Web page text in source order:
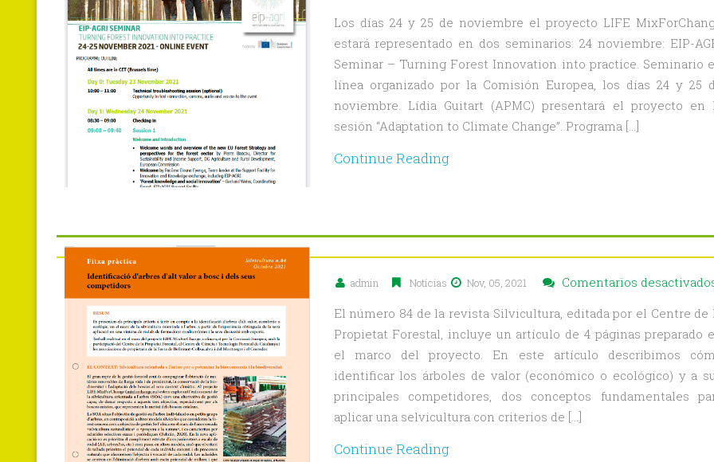
Los días 24 y 25 de noviembre el proyecto LIFE
estará representado en dos seminarios: 24 noviembre: EIP-
Seminar – Turning Forest Innovation into practice. Seminario
línea organizado por la Comisión Europea, los días 24 y 25
noviembre. Lídia Guitart (APMC) presentará el proyecto en
sesión “Adaptation to Climate Change”. Programa […]
Continue Reading
admin Notícias Nov, 05, 2021 Comentarios
El número 84 de la revista Silvicultura, editada por el Centre de
Propietat Forestal, incluye un artículo de 4 páginas preparado
el marco del proyecto. En este artículo describimos
identificar los árboles de valor (económico o ecológico) y a
principales competidores, dos conceptos fundamentales
aplicar una selvicultura con criterios de […]
Continue Reading